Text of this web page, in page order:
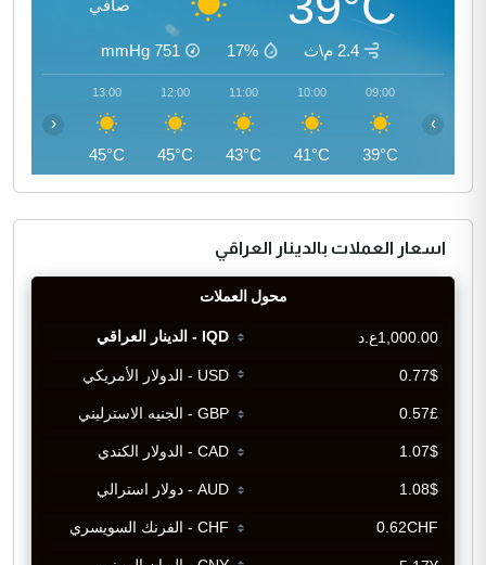
صافي
2.4 م\ث 17%
751
mmHg
09:00
39°C
10:00
41°C
11:00
43°C
12:00
45°C
13:00
45°C
‹ ›
اسعار العملات بالدينار العراقي